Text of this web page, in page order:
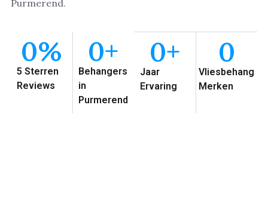
5 Sterren
Reviews
0%
Behangers
in
Purmerend
0+
Jaar
Ervaring
0+
Vliesbehang
Merken
0